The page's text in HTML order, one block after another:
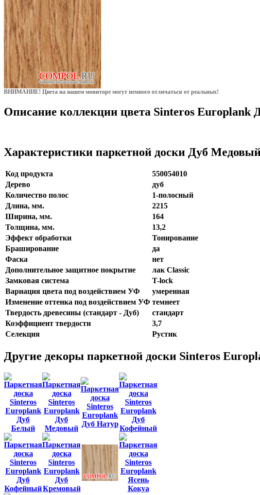
ВНИМАНИЕ! Цвета на вашем мониторе могут немного отличаться от реальных!
Описание коллекции цвета Sinteros Europlank
Характеристики паркетной доски Дуб
Код продукта
550054010
Дерево
дуб
Количество полос
1-полосный
Длина, мм.
2215
Ширина, мм.
164
Толщина, мм.
13,2
Эффект обработки
Тонирование
Браширование
да
Фаска
нет
Дополнительное защитное покрытие
лак Classic
Замковая система
T-lock
Вариация цвета под воздействием УФ
умеренная
Изменение оттенка под воздействием УФ темнеет
Твердость древесины (стандарт - Дуб)
стандарт
Коэффициент твердости
3,7
Селекция
Рустик
Другие декоры паркетной доски Sinteros